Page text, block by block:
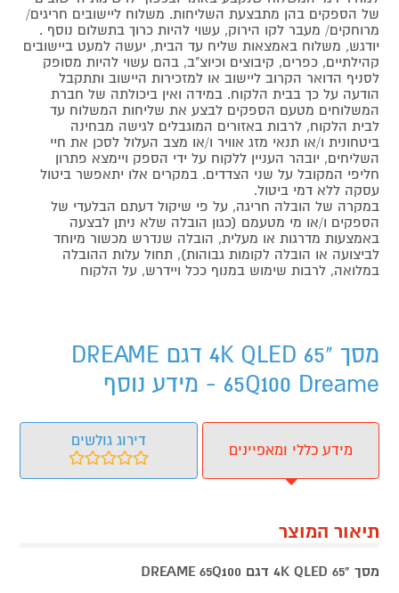
של הספקים בהן מתבצעת השליחות. משלוח ליישובים חריגים/
מרוחקים/ מעבר לקו הירוק, עשוי להיות כרוך בתשלום נוסף .
יודגש, משלוח באמצאות שליח עד הבית, יעשה למעט ביישובים
קהילתיים, כפרים, קיבוצים וכיוצ"ב, בהם עשוי להיות מסופק
לסניף הדואר הקרוב ליישוב או למזכירות היישוב ותתקבל
הודעה על כך בבית הלקוח. במידה ואין ביכולתה של חברת
המשלוחים מטעם הספקים לבצע את שליחות המשלוח עד
לבית הלקוח, לרבות באזורים המוגבלים לגישה מבחינה
ביטחונית ו/או תנאי מזג אוויר ו/או מצב העלול לסכן את חיי
השליחים, יובהר העניין ללקוח על ידי הספק ויימצא פתרון
חליפי המקובל על שני הצדדים. במקרים אלו יתאפשר ביטול
עסקה ללא דמי ביטול.
במקרה של הובלה חריגה, על פי שיקול דעתם הבלעדי של
הספקים ו/או מי מטעמם (כגון הובלה שלא ניתן לבצעה
באמצעות מדרגות או מעלית, הובלה שנדרש מכשור מיוחד
לביצועה או הובלה לקומות גבוהות), תחול עלות ההובלה
במלואה, לרבות שימוש במנוף ככל ויידרש, על הלקוח
מסך "4K QLED 65 דגם DREAME
65Q100 Dreame - מידע נוסף
מידע כללי ומאפיינים
דירוג גולשים
תיאור המוצר
מסך "4K QLED 65 דגם DREAME 65Q100